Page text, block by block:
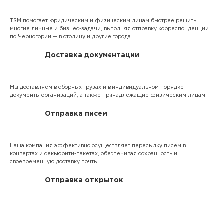
TSM помогает юридическим и физическим лицам быстрее решить
многие личные и бизнес-задачи, выполняя отправку корреспонденции
по Черногории — в столицу и другие города.
Доставка документации
Мы доставляем в сборных грузах и в индивидуальном порядке
документы организаций, а также принадлежащие физическим лицам.
Отправка писем
Наша компания эффективно осуществляет пересылку писем в
конвертах и секьюрити-пакетах, обеспечивая сохранность и
своевременную доставку почты.
Отправка открыток